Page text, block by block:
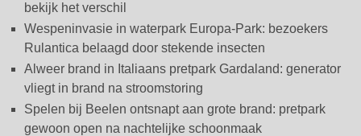
bekijk het verschil
Wespeninvasie in waterpark Europa-Park: bezoekers
Rulantica belaagd door stekende insecten
Alweer brand in Italiaans pretpark Gardaland: generator
vliegt in brand na stroomstoring
Spelen bij Beelen ontsnapt aan grote brand: pretpark
gewoon open na nachtelijke schoonmaak